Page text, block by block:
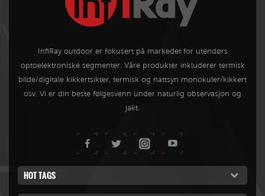
InfiRay outdoor er fokusert på markedet for utendørs
optoelektroniske segmenter. Våre produkter inkluderer termisk
bilde/digitale kikkertsikter, termisk og nattsyn monokuler/kikkert
osv. Vi er din beste følgesvenn under naturlig observasjon og
jakt.
HOT TAGS